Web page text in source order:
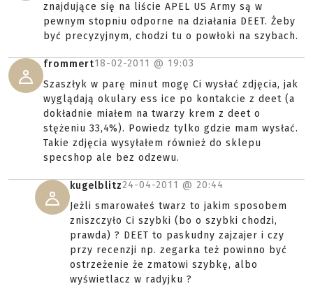
znajdujące się na liście APEL US Army są w
pewnym stopniu odporne na działania DEET. Żeby
być precyzyjnym, chodzi tu o powłoki na szybach.
frommert18-02-2011 @ 19:03
Szaszłyk w parę minut mogę Ci wysłać zdjęcia, jak
wyglądają okulary ess ice po kontakcie z deet (a
dokładnie miałem na twarzy krem z deet o
stężeniu 33,4%). Powiedz tylko gdzie mam wysłać.
Takie zdjęcia wysyłałem również do sklepu
specshop ale bez odzewu.
kugelblitz24-04-2011 @ 20:44
Jeżli smarowałeś twarz to jakim sposobem
zniszczyło Ci szybki (bo o szybki chodzi,
prawda) ? DEET to paskudny zajzajer i czy
przy recenzji np. zegarka też powinno być
ostrzeżenie że zmatowi szybkę, albo
wyświetlacz w radyjku ?